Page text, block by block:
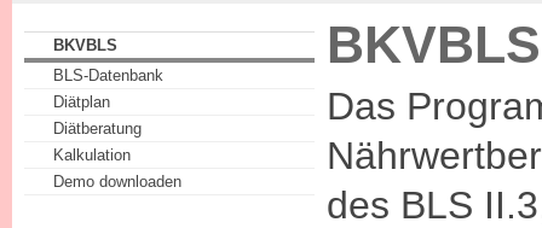
BKVBLS
BLS-Datenbank
Diätplan
Diätberatung
Kalkulation
Demo downloaden
BKVBLS
Das
des BLS